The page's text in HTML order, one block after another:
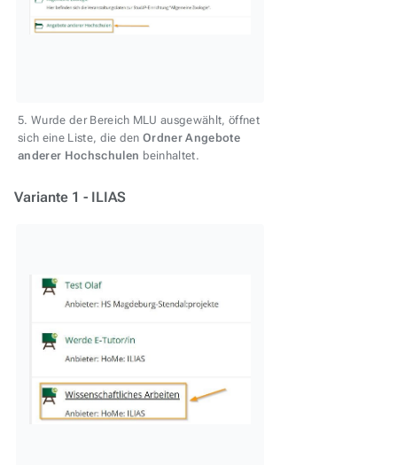
5. Wurde der Bereich MLU ausgewählt, öffnet
sich eine Liste, die denOrdner Angebote
anderer Hochschulen beinhaltet.
Variante 1 - ILIAS